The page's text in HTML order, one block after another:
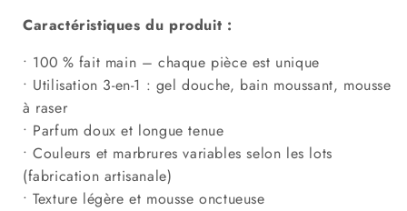
Caractéristiques du produit :
• 100 % fait main – chaque pièce est unique
• Utilisation 3-en-1 : gel douche, bain moussant, mousse
à raser
• Parfum doux et longue tenue
• Couleurs et marbrures variables selon les lots
(fabrication artisanale)
• Texture légère et mousse onctueuse